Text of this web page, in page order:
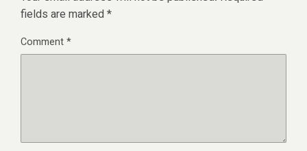
fields are marked *
Comment*